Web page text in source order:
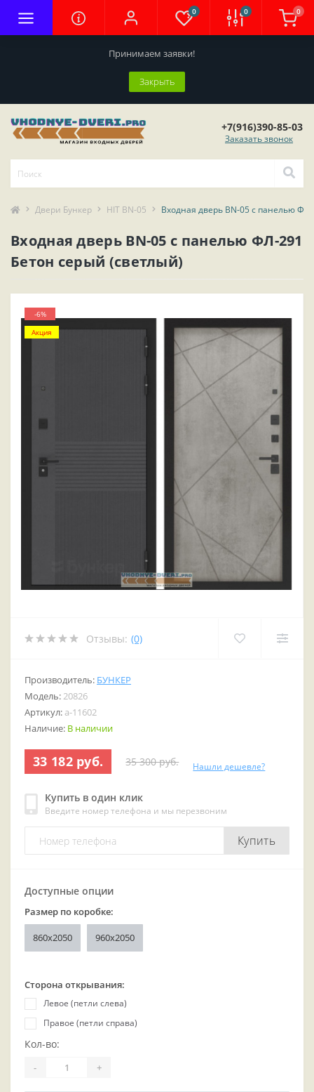
Принимаем заявки!
Закрыть
0 0 0
+7(916)390-85-03
Заказать звонок
Двери Бункер HIT BN-05 Входная дверь BN-05 с панелью
Входная дверь BN-05 с панелью ФЛ-291
Бетон серый (светлый)
-6%
Акция
Отзывы: (0)
Производитель: БУНКЕР
Модель:20826
Артикул: a-11602
Наличие: В наличии
33 182 руб. 35 300 руб. Нашли дешевле?
Купить в один клик
Введите номер телефона и мы перезвоним
Купить
Доступные опции
Размер по коробке:
860x2050 960x2050
Сторона открывания:
Левое (петли слева)
Правое (петли справа)
Кол-во:
- +